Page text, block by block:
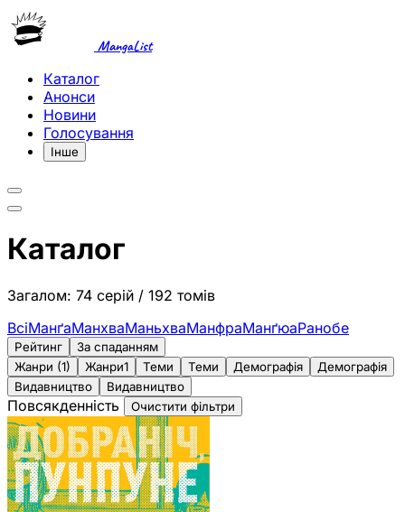
MangaList
Каталог
Анонси
Новини
Голосування
Інше
Каталог
Загалом: 74 серій / 192 томів
ВсіМанґаМанхваМаньхваМанфраМанґюаРанобе
Рейтинг
За спаданням
Жанри (1)
Жанри1 Теми Теми Демографія
Демографія
Видавництво
Видавництво
Повсякденність Очистити фільтри